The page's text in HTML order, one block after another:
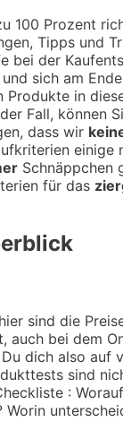
100 Prozent
Tipps und
bei der
sich am
in
Fall, können
dass wir
einige
Schnäppchen
für das
sind die
auch bei dem
dich also auf
sind
: